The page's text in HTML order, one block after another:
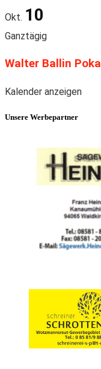
Okt. 10
Ganztägig
Walter Ballin Pokal
Kalender anzeigen
Unsere Werbepartner